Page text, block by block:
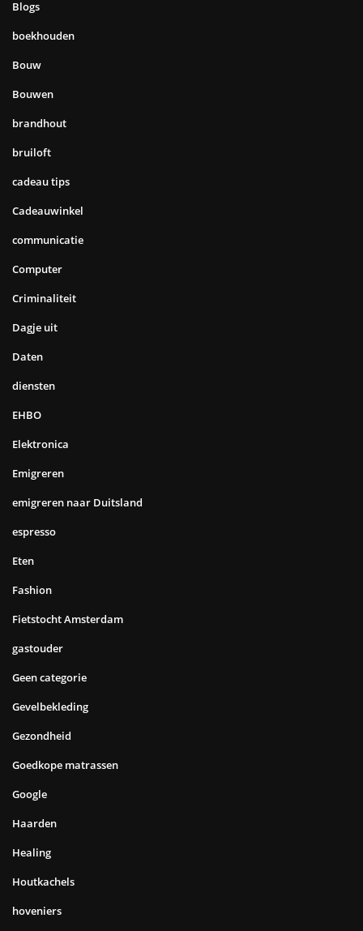
Blogs
boekhouden
Bouw
Bouwen
brandhout
bruiloft
cadeau tips
Cadeauwinkel
communicatie
Computer
Criminaliteit
Dagje uit
Daten
diensten
EHBO
Elektronica
Emigreren
emigreren naar Duitsland
espresso
Eten
Fashion
Fietstocht Amsterdam
gastouder
Geen categorie
Gevelbekleding
Gezondheid
Goedkope matrassen
Google
Haarden
Healing
Houtkachels
hoveniers